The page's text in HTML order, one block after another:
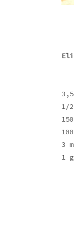
1/
3
1